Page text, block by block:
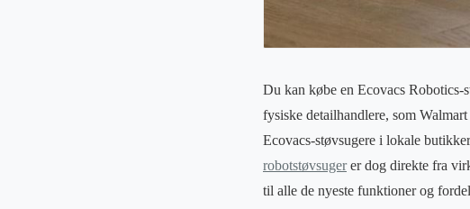
Du kan købe en Ecovacs
fysiske detailhandlere, som
Ecovacs-støvsugere i lokale
robotstøvsugerer dog direkte fra
til alle de nyeste funktioner og